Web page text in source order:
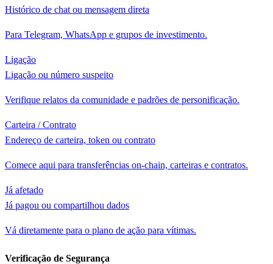
Histórico de chat ou mensagem direta
Para Telegram, WhatsApp e grupos de investimento.
Ligação
Ligação ou número suspeito
Verifique relatos da comunidade e padrões de personificação.
Carteira / Contrato
Endereço de carteira, token ou contrato
Comece aqui para transferências on-chain, carteiras e contratos.
Já afetado
Já pagou ou compartilhou dados
Vá diretamente para o plano de ação para vítimas.
Verificação de Segurança